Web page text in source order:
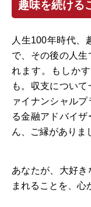
趣味を続ける
人生100年時代、
で、その後の人
れます。もしか
も。収支につい
ァイナンシャル
る金融アドバイ
ん、ご縁がありま
あなたが、大好
まれることを、心